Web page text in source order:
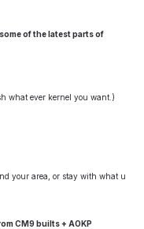
of the latest parts of
what ever kernel you want.)
your area, or stay with what u
CM9 builts + AOKP